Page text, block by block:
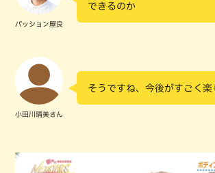
パッション屋良
できるのか
小田川晴美さん
そうですね、今後がすごく楽